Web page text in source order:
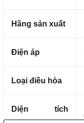
Hãng sản xuất
Điện áp
Loại điều hòa
Diện tích